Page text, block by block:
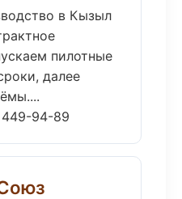
в Кызыл
пилотные
далее
94-89